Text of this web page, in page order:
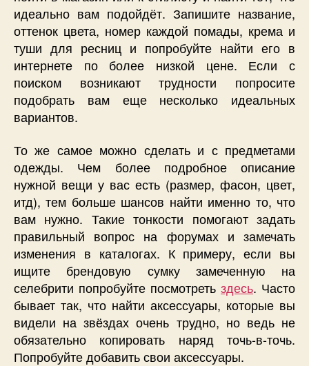
идеально вам подойдёт. Запишите название,
оттенок цвета, номер каждой помады, крема и
туши для ресниц и попробуйте найти его в
интернете по более низкой цене. Если с
поиском возникают трудности попросите
подобрать вам еще несколько идеальных
вариантов.
То же самое можно сделать и с предметами
одежды. Чем более подробное описание
нужной вещи у вас есть (размер, фасон, цвет,
итд), тем больше шансов найти именно то, что
вам нужно. Такие тонкости помогают задать
правильный вопрос на форумах и замечать
изменения в каталогах. К примеру, если вы
ищите брендовую сумку замеченную на
селебрити попробуйте посмотреть здесь. Часто
бывает так, что найти аксессуары, которые вы
видели на звёздах очень трудно, но ведь не
обязательно копировать наряд точь-в-точь.
Попробуйте добавить свои аксессуары.